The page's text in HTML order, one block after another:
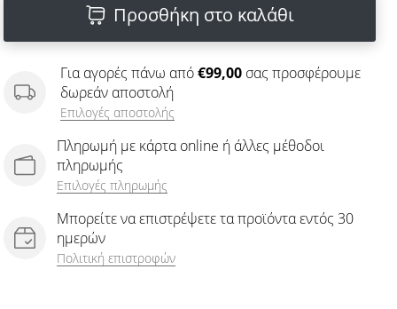
Προσθήκη στο καλάθι
Για αγορές πάνω από€99,00 σας προσφέρουμε
δωρεάν αποστολή
Επιλογές αποστολής
Πληρωμή με κάρτα online ή άλλες μέθοδοι
πληρωμής
Επιλογές πληρωμής
Μπορείτε να επιστρέψετε τα προϊόντα εντός 30
ημερών
Πολιτική επιστροφών